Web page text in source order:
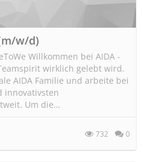
w/d)
Willkommen bei AIDA -
wirklich gelebt wird.
AIDA Familie und arbeite bei
innovativsten
Um die…
732 0